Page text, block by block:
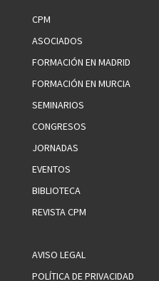
CPM
ASOCIADOS
FORMACIÓN EN MADRID
FORMACIÓN EN MURCIA
SEMINARIOS
CONGRESOS
JORNADAS
EVENTOS
BIBLIOTECA
REVISTA CPM
AVISO LEGAL
POLÍTICA DE PRIVACIDAD